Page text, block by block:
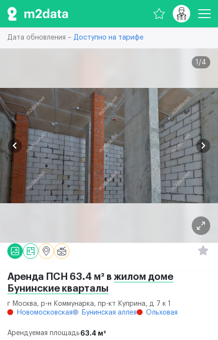
Дата обновления – Доступно на тарифе
1 /4
Аренда ПСН 63.4 м² в жилом доме
Бунинские кварталы
г Москва, р-н Коммунарка, пр-кт Куприна, д 7 к 1
Новомосковская
Бунинская аллея Ольховая
Арендуемая площадь 63.4 м²